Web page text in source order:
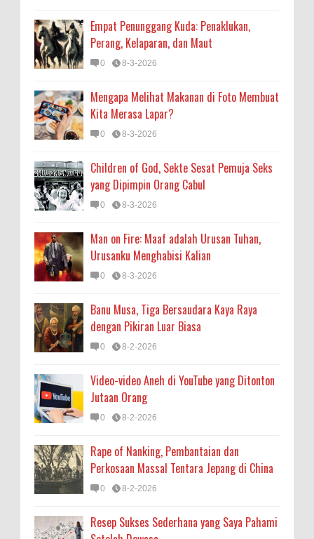
Empat Penunggang Kuda: Penaklukan,
Perang, Kelaparan, dan Maut
0 8-3-2026
Mengapa Melihat Makanan di Foto Membuat
Kita Merasa Lapar?
0 8-3-2026
Children of God, Sekte Sesat Pemuja Seks
yang Dipimpin Orang Cabul
0 8-3-2026
Man on Fire: Maaf adalah Urusan Tuhan,
Urusanku Menghabisi Kalian
0 8-3-2026
Banu Musa, Tiga Bersaudara Kaya Raya
dengan Pikiran Luar Biasa
0 8-2-2026
Video-video Aneh di YouTube yang Ditonton
Jutaan Orang
0 8-2-2026
Rape of Nanking, Pembantaian dan
Perkosaan Massal Tentara Jepang di China
0 8-2-2026
Resep Sukses Sederhana yang Saya Pahami